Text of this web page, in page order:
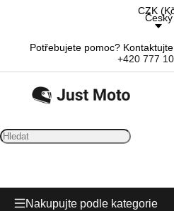
CZK (
Český
Potřebujete pomoc?
+420 777
Nakupujte podle kategorie